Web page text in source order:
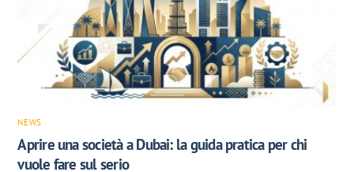
NEWS
Aprire una società a Dubai: la guida pratica per chi
vuole fare sul serio